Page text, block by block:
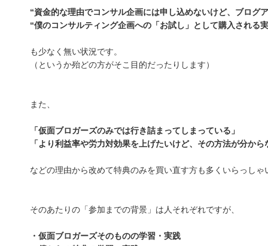
“資金的な理由でコンサル企画には申し込めないけど、ブログ
“僕のコンサルティング企画への「お試し」として購入される
も少なく無い状況です。
（というか殆どの方がそこ目的だったりします）
また、
「仮面ブロガーズのみでは行き詰まってしまっている」
「より利益率や労力対効果を上げたいけど、その方法が分から
などの理由から改めて特典のみを買い直す方も多くいらっしゃ
そのあたりの「参加までの背景」は人それぞれですが、
・仮面ブロガーズそのものの学習・実践